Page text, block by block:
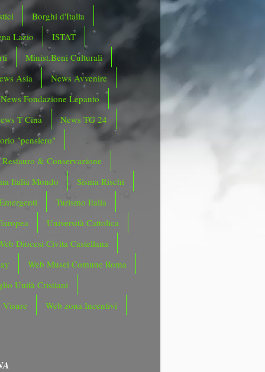
Borghi d'Italia
Lazio
ISTAT
Minist.Beni Culturali
Asia
News Avvenire
News Fondazione Lepanto
T Cina
News TG 24
"pensiero"
Restauro & Conservazione
Italia Mondo
Sisma Rischi
Turismo Italia
Università Cattolica
Diocesi Civita Castellana
Web Musei Comune Roma
Unità Cristiani
Visure
Web zona Incentivi